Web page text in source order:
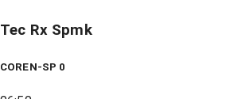
Tec Rx Spmk
COREN-SP 0